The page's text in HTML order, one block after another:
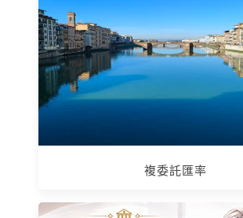
複委託匯率